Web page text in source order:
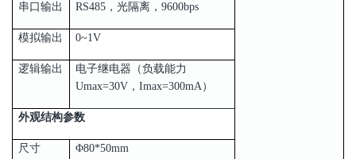
串口输出 RS485，光隔离，9600bps
模拟输出 0~1V
逻辑输出
电子继电器（负载能力
Umax=30V，Imax=300mA）
外观结构参数
尺寸 Φ80*50mm